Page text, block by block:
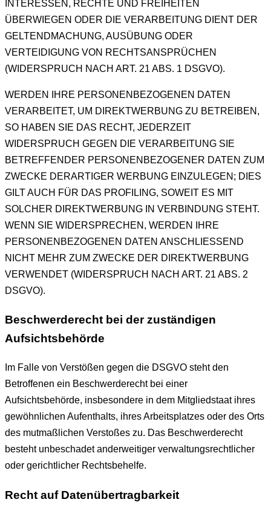
INTERESSEN, RECHTE UND FREIHEITEN
ÜBERWIEGEN ODER DIE VERARBEITUNG DIENT DER
GELTENDMACHUNG, AUSÜBUNG ODER
VERTEIDIGUNG VON RECHTSANSPRÜCHEN
(WIDERSPRUCH NACH ART. 21 ABS. 1 DSGVO).
WERDEN IHRE PERSONENBEZOGENEN DATEN
VERARBEITET, UM DIREKTWERBUNG ZU BETREIBEN,
SO HABEN SIE DAS RECHT, JEDERZEIT
WIDERSPRUCH GEGEN DIE VERARBEITUNG SIE
BETREFFENDER PERSONENBEZOGENER DATEN ZUM
ZWECKE DERARTIGER WERBUNG EINZULEGEN; DIES
GILT AUCH FÜR DAS PROFILING, SOWEIT ES MIT
SOLCHER DIREKTWERBUNG IN VERBINDUNG STEHT.
WENN SIE WIDERSPRECHEN, WERDEN IHRE
PERSONENBEZOGENEN DATEN ANSCHLIESSEND
NICHT MEHR ZUM ZWECKE DER DIREKTWERBUNG
VERWENDET (WIDERSPRUCH NACH ART. 21 ABS. 2
DSGVO).
Beschwerde­recht bei der zuständigen
Aufsichts­behörde
Im Falle von Verstößen gegen die DSGVO steht den
Betroffenen ein Beschwerderecht bei einer
Aufsichtsbehörde, insbesondere in dem Mitgliedstaat ihres
gewöhnlichen Aufenthalts, ihres Arbeitsplatzes oder des Orts
des mutmaßlichen Verstoßes zu. Das Beschwerderecht
besteht unbeschadet anderweitiger verwaltungsrechtlicher
oder gerichtlicher Rechtsbehelfe.
Recht auf Daten­übertrag­barkeit